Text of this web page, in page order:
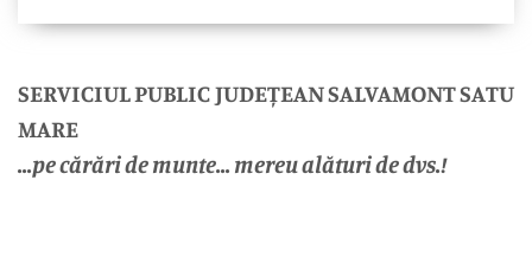
SERVICIUL PUBLIC JUDEȚEAN SALVAMONT SATU
MARE
...pe cărări de munte... mereu alături de dvs.!